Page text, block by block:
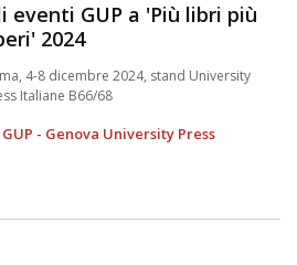
eventi GUP a 'Più libri più
2024
4-8 dicembre 2024, stand University
Italiane B66/68
GUP - Genova University Press